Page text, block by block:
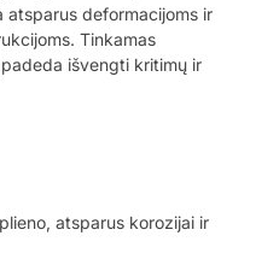
atsparus deformacijoms ir
Tinkamas
išvengti kritimų ir
atsparus korozijai ir